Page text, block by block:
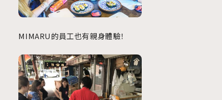
MIMARU的員工也有親身體驗！